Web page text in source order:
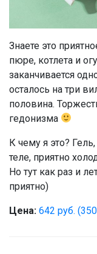
Знаете это
пюре, котлета и
заканчивается
осталось на три
половина.
гедонизма
К чему я это?
теле, приятно
Но тут как раз и
приятно)
Цена: 642 руб.